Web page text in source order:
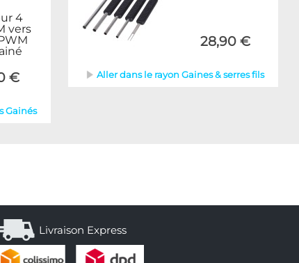
4
vers
€
Gainés
28,90 €
Aller dans le rayon Gaines & serres fils
Livraison Express